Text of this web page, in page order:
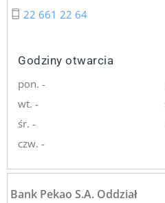
22 661 22 64
Godziny otwarcia
pon. -
wt. -
śr. -
czw. -
Bank Pekao S.A. Oddział